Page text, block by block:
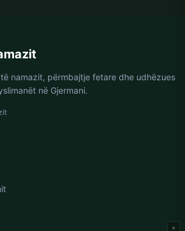
×
namazit, përmbajtje fetare dhe udhëzues
në Gjermani.